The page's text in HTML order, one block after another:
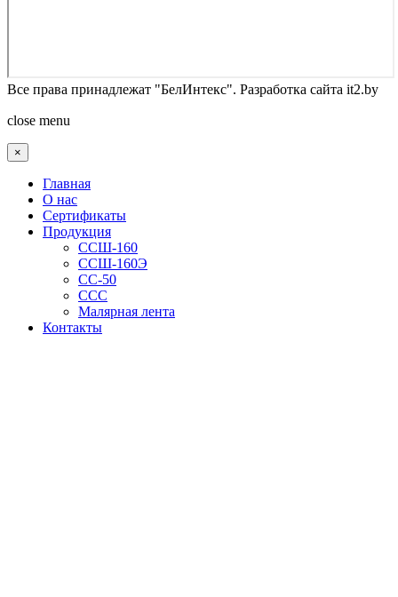
Все права принадлежат "БелИнтекс". Разработка сайта it2.by
close menu
×
Главная
О нас
Сертификаты
Продукция
ССШ-160
ССШ-160Э
СС-50
ССС
Малярная лента
Контакты